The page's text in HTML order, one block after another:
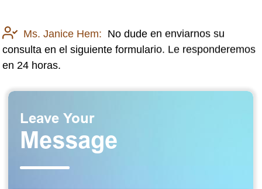
Ms. Janice Hem: No dude en enviarnos su
consulta en el siguiente formulario. Le responderemos
en 24 horas.